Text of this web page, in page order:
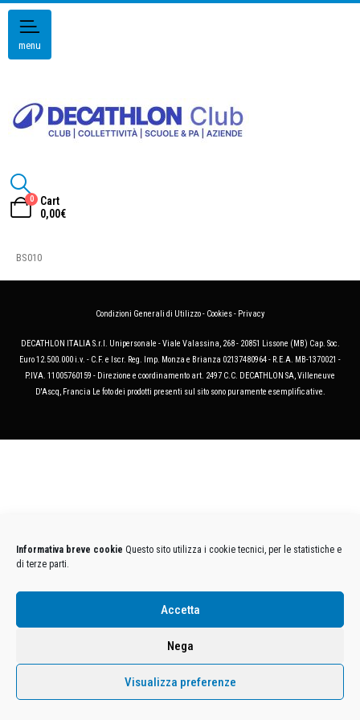
Informativa breve cookie Questo sito utilizza i cookie tecnici, per le statistiche e
di terze parti.
Accetta
Nega
Visualizza preferenze
menu
0
Cart
0,00€
BS010
Condizioni Generali di Utilizzo- Cookies- Privacy
DECATHLON ITALIA S.r.l. Unipersonale - Viale Valassina, 268 - 20851 Lissone (MB) Cap. Soc.
Euro 12.500.000 i.v. - C.F. e Iscr. Reg. Imp. Monza e Brianza 02137480964 - R.E.A. MB-1370021 -
P.IVA. 11005760159 - Direzione e coordinamento art. 2497 C.C. DECATHLON SA, Villeneuve
D'Ascq, Francia Le foto dei prodotti presenti sul sito sono puramente esemplificative.